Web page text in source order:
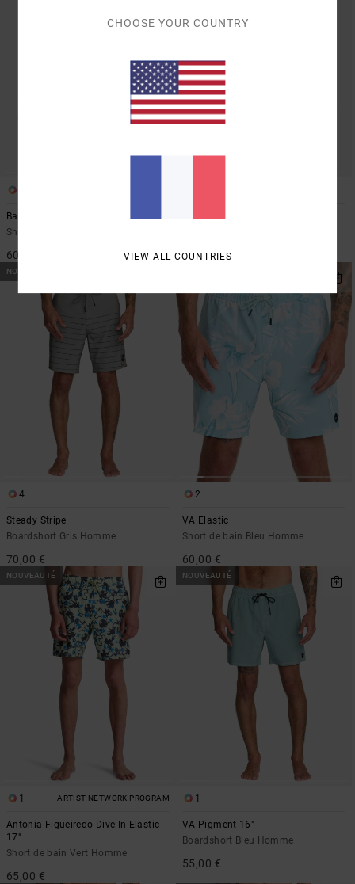
Barnes
Short de bain Multi Homme
60,00 €
Exotica 17"
70,00 €
NOUVEAUTÉ
4
Steady Stripe
Boardshort Gris Homme
70,00 €
2
VA Elastic
Short de bain Bleu Homme
60,00 €
NOUVEAUTÉ
1 ARTIST NETWORK PROGRAM
Antonia Figueiredo Dive In Elastic
17"
Short de bain Vert Homme
65,00 €
NOUVEAUTÉ
1
VA Pigment 16"
Boardshort Bleu Homme
55,00 €
CHOOSE YOUR COUNTRY
VIEW ALL COUNTRIES